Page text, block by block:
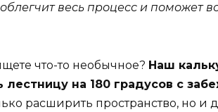
весь процесс и поможет
что-то необычное? Наш
на 180 градусов с
расширить пространство, но и